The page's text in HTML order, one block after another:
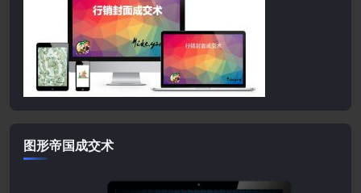
图形帝国成交术